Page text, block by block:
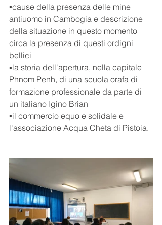
▪cause della presenza delle mine
antiuomo in Cambogia e descrizione
della situazione in questo momento
circa la presenza di questi ordigni
bellici
▪la storia dell'apertura, nella capitale
Phnom Penh, di una scuola orafa di
formazione professionale da parte di
un italiano Igino Brian
▪il commercio equo e solidale e
l'associazione Acqua Cheta di Pistoia.